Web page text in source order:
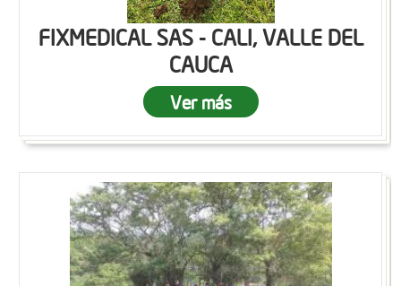
FIXMEDICAL SAS - CALI, VALLE DEL
CAUCA
Ver más